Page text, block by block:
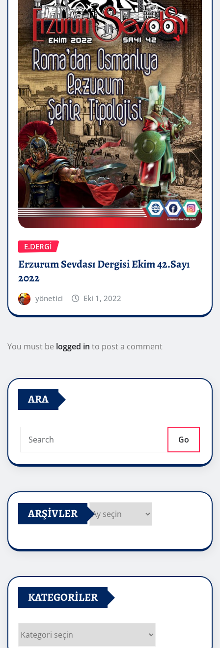
E.DERGİ
Erzurum Sevdası Dergisi Ekim 42.Sayı
2022
yönetici Eki 1, 2022
You must be logged in to post a comment
ARA
Go
ARŞIVLER
KATEGORILER
Kategoriler